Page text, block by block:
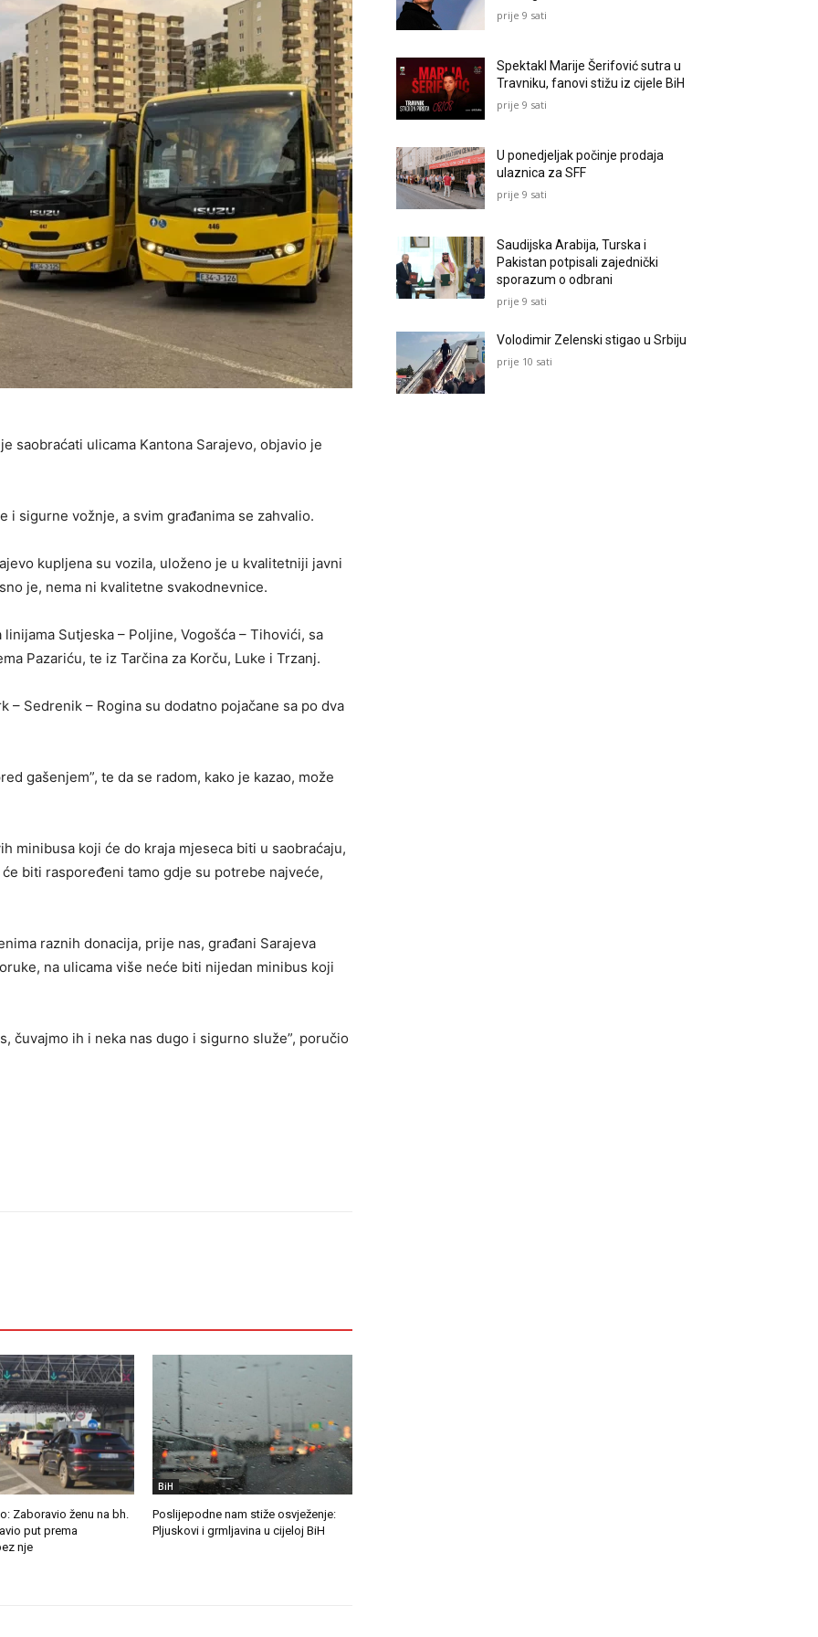
saobraćati ulicama Kantona Sarajevo, objavio je
i sigurne vožnje, a svim građanima se zahvalio.
kupljena su vozila, uloženo je u kvalitetniji javni
je, nema ni kvalitetne svakodnevnice.
Sutjeska – Poljine, Vogošća – Tihovići, sa
Pazariću, te iz Tarčina za Korču, Luke i Trzanj.
– Sedrenik – Rogina su dodatno pojačane sa po dva
gašenjem”, te da se radom, kako je kazao, može
minibusa koji će do kraja mjeseca biti u saobraćaju,
biti raspoređeni tamo gdje su potrebe najveće,
raznih donacija, prije nas, građani Sarajeva
na ulicama više neće biti nijedan minibus koji
čuvajmo ih i neka nas dugo i sigurno služe”, poručio
Zaboravio ženu na bh.
put prema
nje
BiH
Poslijepodne nam stiže osvježenje:
Pljuskovi i grmljavina u cijeloj BiH
prije 9 sati
Spektakl Marije Šerifović sutra u
Travniku, fanovi stižu iz cijele BiH
prije 9 sati
U ponedjeljak počinje prodaja
ulaznica za SFF
prije 9 sati
Saudijska Arabija, Turska i
Pakistan potpisali zajednički
sporazum o odbrani
prije 9 sati
Volodimir Zelenski stigao u Srbiju
prije 10 sati